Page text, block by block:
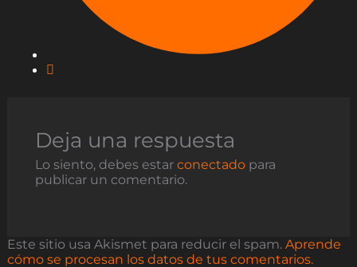
Deja una respuesta
Lo siento, debes estar conectadopara
publicar un comentario.
Este sitio usa Akismet para reducir el spam. Aprende
cómo se procesan los datos de tus comentarios.